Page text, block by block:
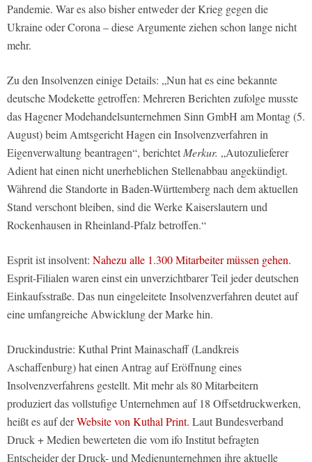
Pandemie. War es also bisher entweder der Krieg gegen die
Ukraine oder Corona – diese Argumente ziehen schon lange nicht
mehr.
Zu den Insolvenzen einige Details: „Nun hat es eine bekannte
deutsche Modekette getroffen: Mehreren Berichten zufolge musste
das Hagener Modehandelsunternehmen Sinn GmbH am Montag (5.
August) beim Amtsgericht Hagen ein Insolvenzverfahren in
Eigenverwaltung beantragen“, berichtet Merkur. „Autozulieferer
Adient hat einen nicht unerheblichen Stellenabbau angekündigt.
Während die Standorte in Baden-Württemberg nach dem aktuellen
Stand verschont bleiben, sind die Werke Kaiserslautern und
Rockenhausen in Rheinland-Pfalz betroffen.“
Esprit ist insolvent: Nahezu alle 1.300 Mitarbeiter müssen gehen.
Esprit-Filialen waren einst ein unverzichtbarer Teil jeder deutschen
Einkaufsstraße. Das nun eingeleitete Insolvenzverfahren deutet auf
eine umfangreiche Abwicklung der Marke hin.
Druckindustrie: Kuthal Print Mainaschaff (Landkreis
Aschaffenburg) hat einen Antrag auf Eröffnung eines
Insolvenzverfahrens gestellt. Mit mehr als 80 Mitarbeitern
produziert das vollstufige Unternehmen auf 18 Offsetdruckwerken,
heißt es auf derWebsite von Kuthal Print. Laut Bundesverband
Druck + Medien bewerteten die vom ifo Institut befragten
Entscheider der Druck- und Medienunternehmen ihre aktuelle